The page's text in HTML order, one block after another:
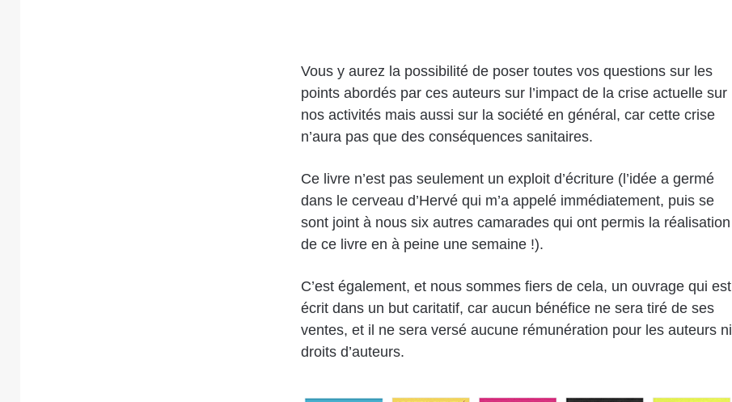
Vous y aurez la possibilité de poser toutes vos questions sur les
points abordés par ces auteurs sur l’impact de la crise actuelle sur
nos activités mais aussi sur la société en général, car cette crise
n’aura pas que des conséquences sanitaires.
Ce livre n’est pas seulement un exploit d’écriture (l’idée a germé
dans le cerveau d’Hervé qui m’a appelé immédiatement, puis se
sont joint à nous six autres camarades qui ont permis la réalisation
de ce livre en à peine une semaine !).
C’est également, et nous sommes fiers de cela, un ouvrage qui est
écrit dans un but caritatif, car aucun bénéfice ne sera tiré de ses
ventes, et il ne sera versé aucune rémunération pour les auteurs ni
droits d’auteurs.